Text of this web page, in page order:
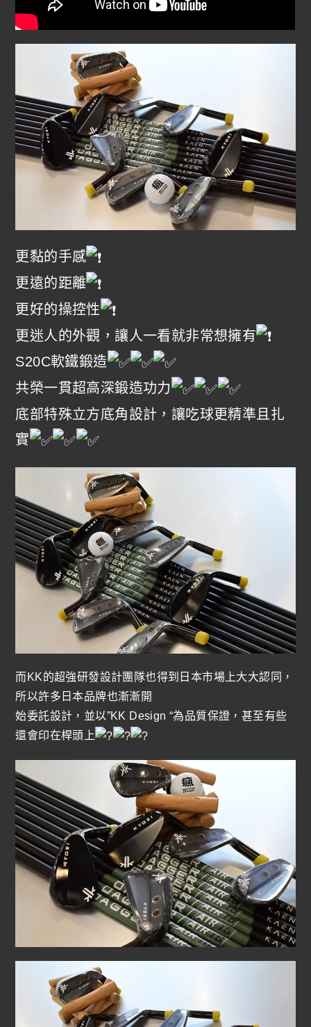
更黏的手感
更遠的距離
更好的操控性
更迷人的外觀，讓人一看就非常想擁有
S20C軟鐵鍛造
共榮一貫超高深鍛造功力
底部特殊立方底角設計，讓吃球更精準且扎
實
而KK的超強研發設計團隊也得到日本市場上大大認同，
所以許多日本品牌也漸漸開
始委託設計，並以”KK Design “為品質保證，甚至有些
還會印在桿頭上